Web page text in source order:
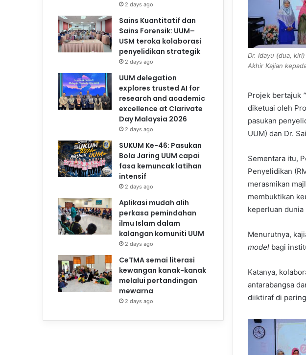
Dr. Idayu (dua,
Akhir Kajian
Projek bertajuk
diketuai oleh
pasukan
UUM) dan Dr.
Sementara itu,
Penyelidikan
merasmikan
membuktikan
keperluan dunia
Menurutnya,
model bagi
Katanya,
antarabangsa
diiktiraf di
2 days ago
Sains Kuantitatif dan
Sains Forensik: UUM–
USM teroka kolaborasi
penyelidikan strategik
2 days ago
UUM delegation
explores trusted AI for
research and academic
excellence at Clarivate
Day Malaysia 2026
2 days ago
SUKUM Ke-46: Pasukan
Bola Jaring UUM capai
fasa kemuncak latihan
intensif
2 days ago
Aplikasi mudah alih
perkasa pemindahan
ilmu Islam dalam
kalangan komuniti UUM
2 days ago
CeTMA semai literasi
kewangan kanak-kanak
melalui pertandingan
mewarna
2 days ago